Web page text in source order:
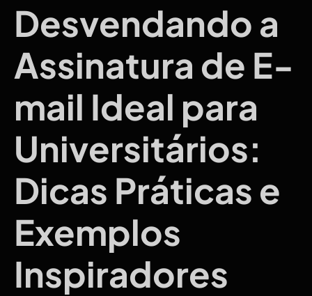
Desvendando a
Assinatura de E-
mail Ideal para
Universitários:
Dicas Práticas e
Exemplos
Inspiradores